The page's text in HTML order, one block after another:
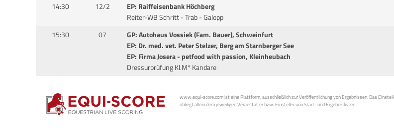
14:30 12/2
EP: Raiffeisenbank Höchberg
Reiter-WB Schritt - Trab - Galopp
15:30 07
GP: Autohaus Vossiek (Fam. Bauer), Schweinfurt
EP: Dr. med. vet. Peter Stelzer, Berg am Starnberger See
EP: Firma Josera - petfood with passion, Kleinheubach
Dressurprüfung Kl.M* Kandare
www.equi-score.com ist eine Plattform, ausschließlich zur Veröffentlichung von Ergebnissen. Das
obliegt allein dem jeweiligen Veranstalter bzw. Einsteller von Start- und Ergebnislisten.